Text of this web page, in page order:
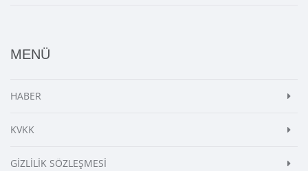
MENÜ
HABER
KVKK
GİZLİLİK SÖZLEŞMESİ